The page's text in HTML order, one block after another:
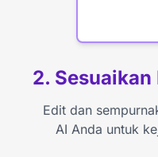
2.
Edit dan
AI Anda untuk